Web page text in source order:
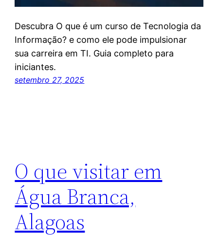
Descubra O que é um curso de Tecnologia da
Informação? e como ele pode impulsionar
sua carreira em TI. Guia completo para
iniciantes.
setembro 27, 2025
O que visitar em
Água Branca,
Alagoas